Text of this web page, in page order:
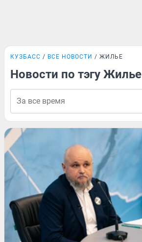
КУЗБАСС ВСЕ НОВОСТИ ЖИЛЬЕ
Новости по тэгу Жилье